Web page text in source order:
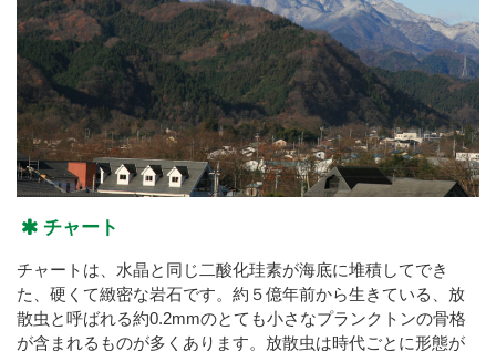
チャート
チャートは、水晶と同じ二酸化珪素が海底に堆積してでき
た、硬くて緻密な岩石です。約５億年前から生きている、放
散虫と呼ばれる約0.2mmのとても小さなプランクトンの骨格
が含まれるものが多くあります。放散虫は時代ごとに形態が